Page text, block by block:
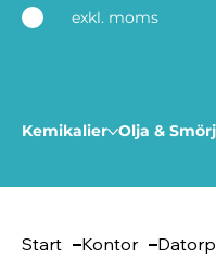
exkl. moms
Kemikalier Olja &
Start Kontor